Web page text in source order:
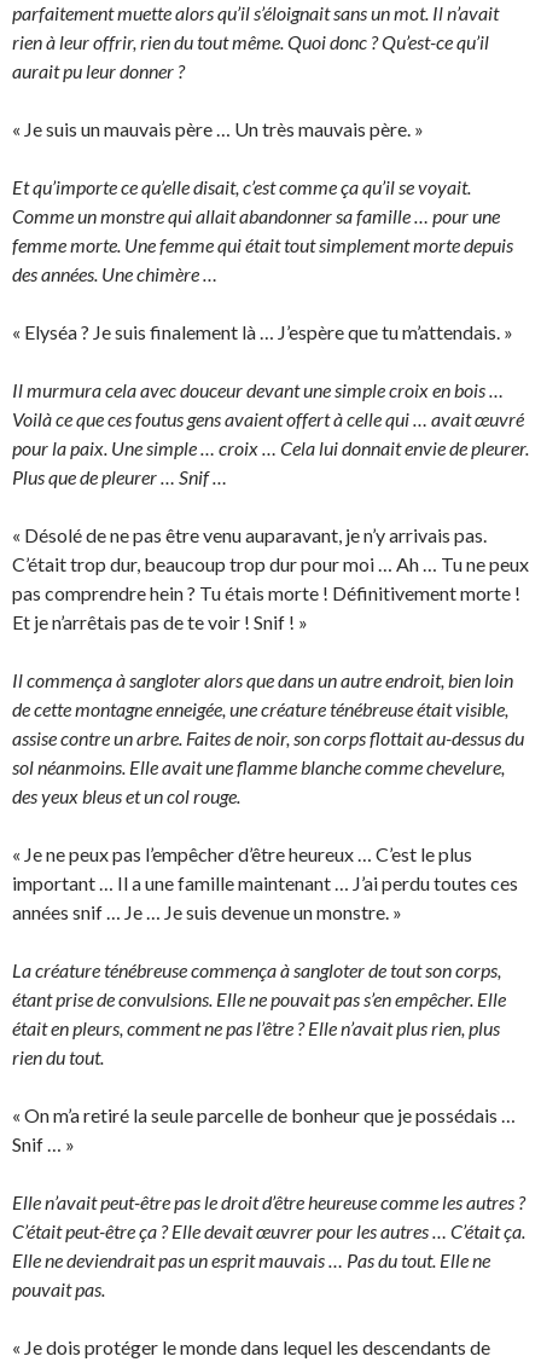
parfaitement muette alors qu’il s’éloignait sans un mot. Il n’avait
rien à leur offrir, rien du tout même. Quoi donc ? Qu’est-ce qu’il
aurait pu leur donner ?
« Je suis un mauvais père … Un très mauvais père. »
Et qu’importe ce qu’elle disait, c’est comme ça qu’il se voyait.
Comme un monstre qui allait abandonner sa famille … pour une
femme morte. Une femme qui était tout simplement morte depuis
des années. Une chimère …
« Elyséa ? Je suis finalement là … J’espère que tu m’attendais. »
Il murmura cela avec douceur devant une simple croix en bois …
Voilà ce que ces foutus gens avaient offert à celle qui … avait œuvré
pour la paix. Une simple … croix … Cela lui donnait envie de pleurer.
Plus que de pleurer … Snif …
« Désolé de ne pas être venu auparavant, je n’y arrivais pas.
C’était trop dur, beaucoup trop dur pour moi … Ah … Tu ne peux
pas comprendre hein ? Tu étais morte ! Définitivement morte !
Et je n’arrêtais pas de te voir ! Snif ! »
Il commença à sangloter alors que dans un autre endroit, bien loin
de cette montagne enneigée, une créature ténébreuse était visible,
assise contre un arbre. Faites de noir, son corps flottait au-dessus du
sol néanmoins. Elle avait une flamme blanche comme chevelure,
des yeux bleus et un col rouge.
« Je ne peux pas l’empêcher d’être heureux … C’est le plus
important … Il a une famille maintenant … J’ai perdu toutes ces
années snif … Je … Je suis devenue un monstre. »
La créature ténébreuse commença à sangloter de tout son corps,
étant prise de convulsions. Elle ne pouvait pas s’en empêcher. Elle
était en pleurs, comment ne pas l’être ? Elle n’avait plus rien, plus
rien du tout.
« On m’a retiré la seule parcelle de bonheur que je possédais …
Snif … »
Elle n’avait peut-être pas le droit d’être heureuse comme les autres ?
C’était peut-être ça ? Elle devait œuvrer pour les autres … C’était ça.
Elle ne deviendrait pas un esprit mauvais … Pas du tout. Elle ne
pouvait pas.
« Je dois protéger le monde dans lequel les descendants de